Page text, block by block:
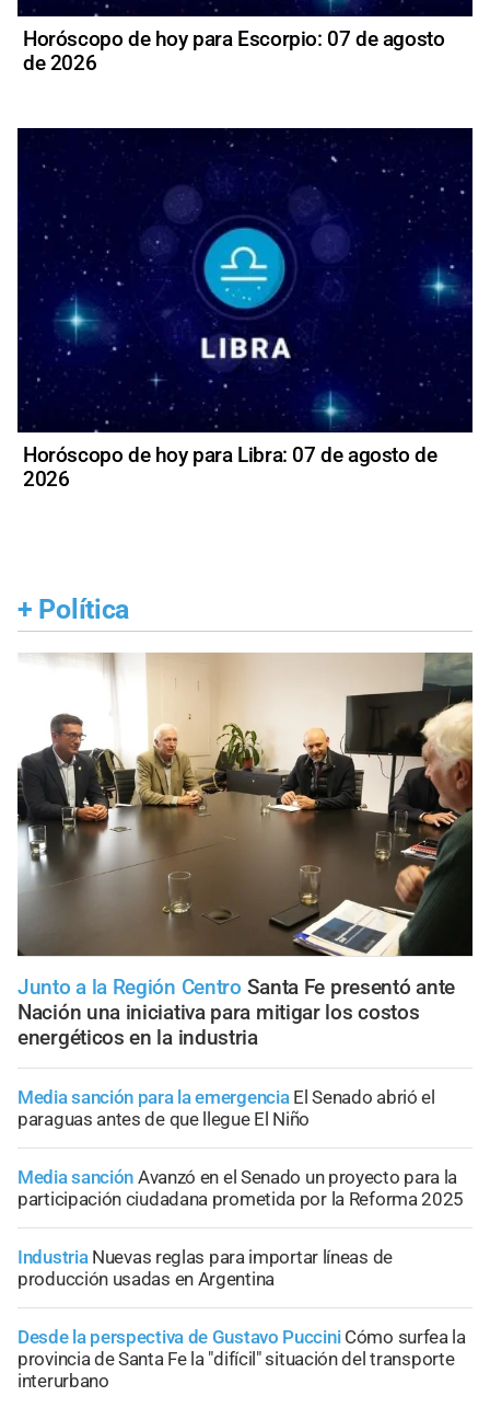
Horóscopo de hoy para Escorpio: 07 de agosto
de 2026
Horóscopo de hoy para Libra: 07 de agosto de
2026
+ Política
Junto a la Región Centro Santa Fe presentó ante
Nación una iniciativa para mitigar los costos
energéticos en la industria
Media sanción para la emergencia El Senado abrió el
paraguas antes de que llegue El Niño
Media sanción Avanzó en el Senado un proyecto para la
participación ciudadana prometida por la Reforma 2025
Industria Nuevas reglas para importar líneas de
producción usadas en Argentina
Desde la perspectiva de Gustavo Puccini Cómo surfea la
provincia de Santa Fe la "difícil" situación del transporte
interurbano